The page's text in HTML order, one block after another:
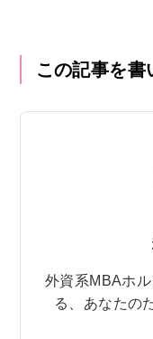
この記事を書
外資系MBAホ
る、あなたの